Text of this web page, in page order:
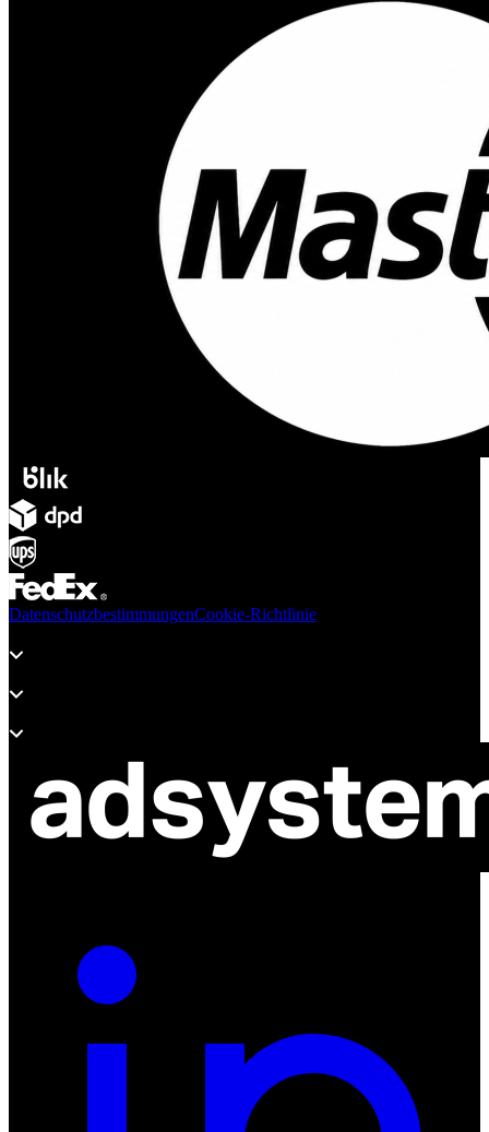
DatenschutzbestimmungenCookie-Richtlinie